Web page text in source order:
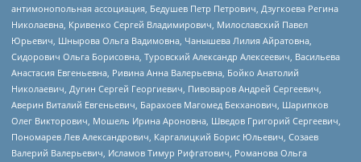
антимонопольная ассоциация, Бедушев Петр Петрович, Дзугкоева Регина
Николаевна, Кривенко Сергей Владимирович, Милославский Павел
Юрьевич, Шнырова Ольга Вадимовна, Чанышева Лилия Айратовна,
Сидорович Ольга Борисовна, Туровский Александр Алексеевич, Васильева
Анастасия Евгеньевна, Ривина Анна Валерьевна, Бойко Анатолий
Николаевич, Дугин Сергей Георгиевич, Пивоваров Андрей Сергеевич,
Аверин Виталий Евгеньевич, Барахоев Магомед Бекханович, Шарипков
Олег Викторович, Мошель Ирина Ароновна, Шведов Григорий Сергеевич,
Пономарев Лев Александрович, Каргалицкий Борис Юльевич, Созаев
Валерий Валерьевич, Исламов Тимур Рифгатович, Романова Ольга